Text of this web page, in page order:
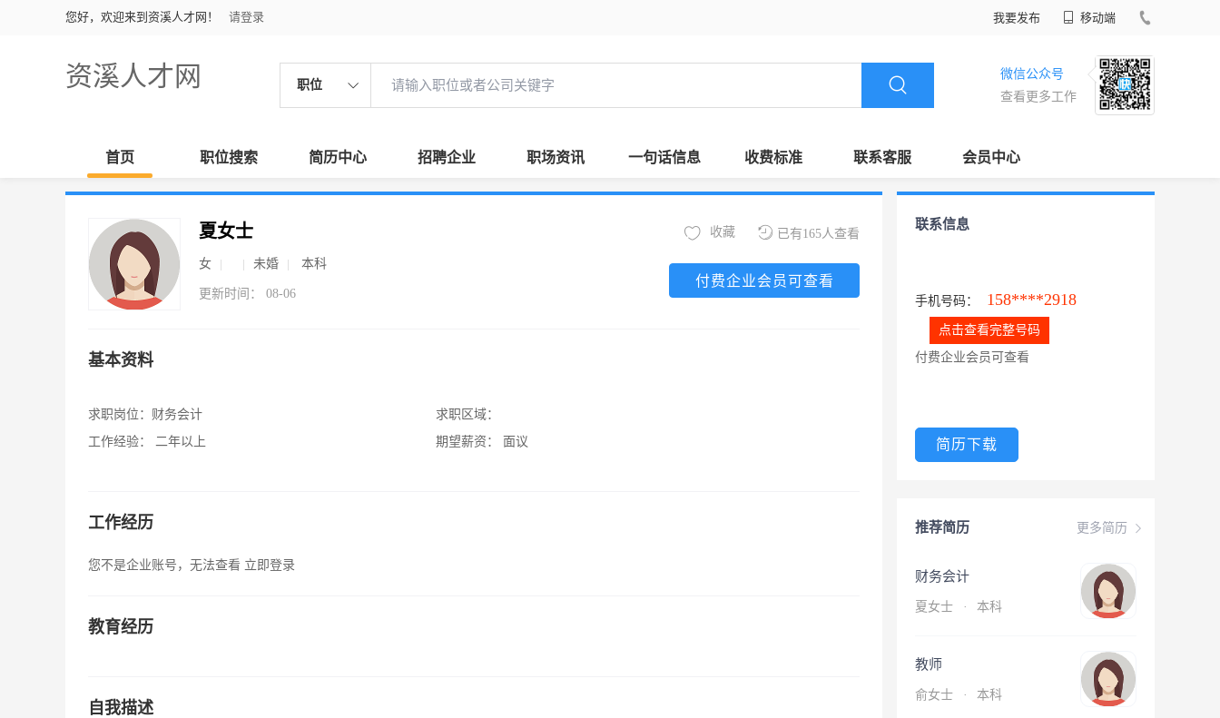
您好，欢迎来到资溪人才网！ 请登录 我要发布 移动端
资溪人才网 职位
微信公众号
查看更多工作
首页 职位搜索 简历中心 招聘企业 职场资讯 一句话信息 收费标准 联系客服 会员中心
夏女士
女 未婚 本科
更新时间： 08-06
已有165人查看
收藏
付费企业会员可查看
基本资料
求职岗位： 财务会计
工作经验：
二年以上
求职区域：
期望薪资：
面议
工作经历
您不是企业账号，无法查看 立即登录
教育经历
自我描述
联系信息
手机号码： 158****2918
点击查看完整号码
付费企业会员可查看
简历下载
更多简历
推荐简历
财务会计
夏女士 · 本科
教师
俞女士 · 本科